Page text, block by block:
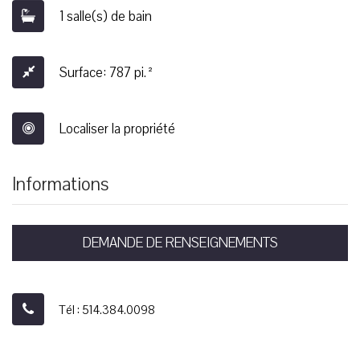
1 salle(s) de bain
Surface: 787 pi.²
Localiser la propriété
Informations
DEMANDE DE RENSEIGNEMENTS
Tél : 514.384.0098